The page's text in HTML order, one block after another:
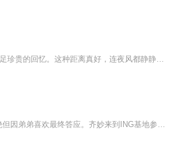
青梅竹马&欢喜冤家&网络奔现，那些甜蜜和苦涩的青春，终将是我们弥足珍贵的回忆。这种距离真好，连夜风都静静流动；这个场景真好，仿佛世界上只有他和她。如若时光能定格，但使这一刻能长久。当然，人生总有低头的时候，以前他觉得这是一件很没骨气的事，...
高考结束的齐妙被弟弟齐谭报名openday活动并幸运抽中，虽一开始拒绝但因弟弟喜欢最终答应。齐妙来到ING基地参观，ING战队选手们也准备迎接粉丝。过程中穿插齐妙的生活日常及她的狗屎运气网红身份。